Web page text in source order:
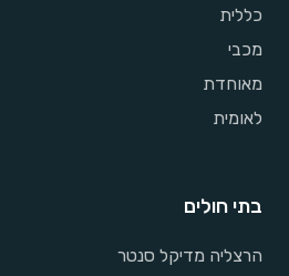
כללית
מכבי
מאוחדת
לאומית
בתי חולים
הרצליה מדיקל סנטר